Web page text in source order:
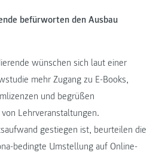
befürworten den Ausbau
wünschen sich laut einer
mehr Zugang zu E-Books,
und begrüßen
Lehrveranstaltungen.
gestiegen ist, beurteilen die
bedingte Umstellung auf Online-